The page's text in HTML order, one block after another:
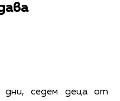
дни, седем деца от